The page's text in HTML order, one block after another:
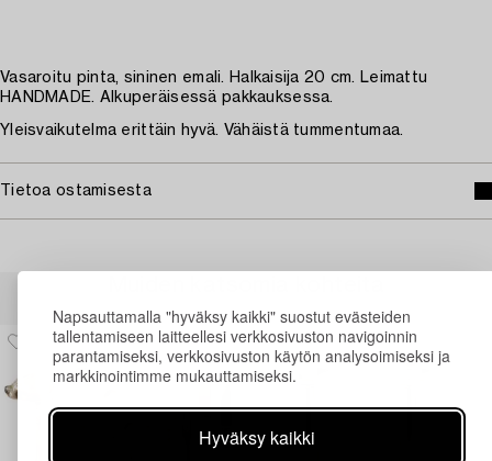
Napsauttamalla "hyväksy kaikki" suostut evästeiden
tallentamiseen laitteellesi verkkosivuston navigoinnin
parantamiseksi, verkkosivuston käytön analysoimiseksi ja
markkinointimme mukauttamiseksi.
Hyväksy kaikki
Vasaroitu pinta, sininen emali. Halkaisija 20 cm. Leimattu
HANDMADE. Alkuperäisessä pakkauksessa.
Yleisvaikutelma erittäin hyvä. Vähäistä tummentumaa.
Tietoa ostamisesta